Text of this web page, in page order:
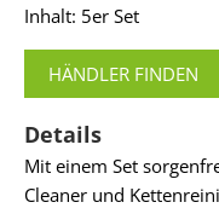
Inhalt: 5er Set
HÄNDLER FINDEN
Details
Mit einem Set
Cleaner und